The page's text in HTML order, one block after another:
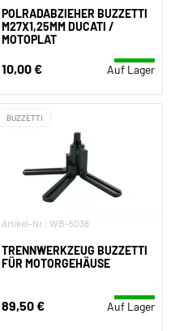
POLRADABZIEHER BUZZETTI
M27X1,25MM DUCATI /
MOTOPLAT
10,00 € Auf Lager
BUZZETTI
Artikel-Nr.: WB-5038
TRENNWERKZEUG BUZZETTI
FÜR MOTORGEHÄUSE
89,50 € Auf Lager